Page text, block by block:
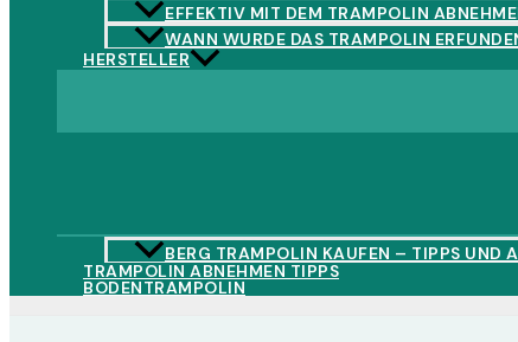
EFFEKTIV MIT DEM TRAMPOLIN
WANN WURDE DAS TRAMPOLIN
HERSTELLER
BERG TRAMPOLIN KAUFEN – TIPPS UND
TRAMPOLIN ABNEHMEN TIPPS
BODENTRAMPOLIN